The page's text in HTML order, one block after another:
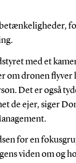
med et
om dronen
Det er også
de ejer, siger
for en
viden om og